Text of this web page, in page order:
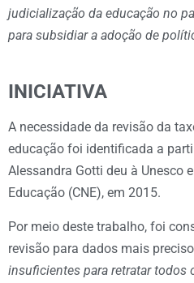
judicialização da educação no
para subsidiar a adoção de
INICIATIVA
A necessidade da revisão da
educação foi identificada a
Alessandra Gotti deu à Unesco
Educação (CNE), em 2015.
Por meio deste trabalho, foi
revisão para dados mais
insuficientes para retratar todos